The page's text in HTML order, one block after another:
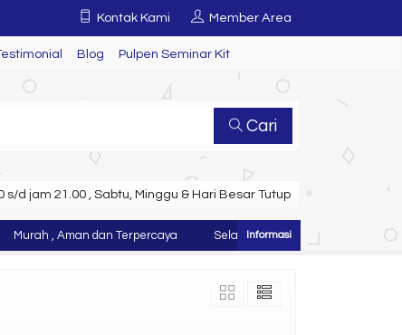
Kontak Kami Member Area
Blog Pulpen Seminar Kit
Cari
s/d jam 21.00 , Sabtu, Minggu & Hari Besar Tutup
, Aman dan Terpercaya Selamat Datang di Website Juragan